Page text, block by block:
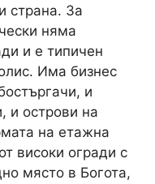
страна. За
няма
и е типичен
Има бизнес
и
и острови на
на етажна
високи огради с
място в Богота,